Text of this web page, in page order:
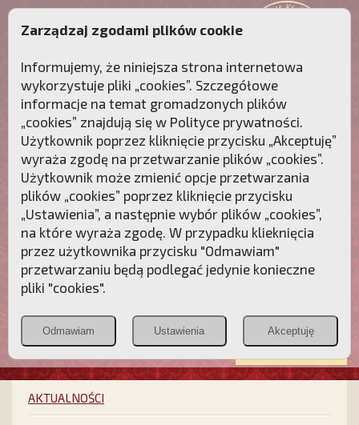
Przebudźmy sumienia Polaków!
Polonia
Christiana
PCh24.pl
Przymierze
POZNAJ APOSTOLAT FATIMY WESPRZYJ
NAS
AKTUALNOŚCI
Zarządzaj zgodami plików cookie
Informujemy, że niniejsza strona internetowa
wykorzystuje pliki „cookies”. Szczegółowe
informacje na temat gromadzonych plików
„cookies” znajdują się w Polityce prywatności.
Użytkownik poprzez kliknięcie przycisku „Akceptuję”
wyraża zgodę na przetwarzanie plików „cookies”.
Użytkownik może zmienić opcje przetwarzania
plików „cookies” poprzez kliknięcie przycisku
„Ustawienia”, a następnie wybór plików „cookies”,
na które wyraża zgodę. W przypadku klieknięcia
przez użytkownika przycisku "Odmawiam"
przetwarzaniu będą podlegać jedynie konieczne
pliki "cookies".
Odmawiam Ustawienia Akceptuję